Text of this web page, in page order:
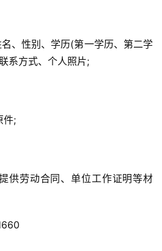
、性别、学历(第一学历、第二学
系方式、个人照片;
件;
供劳动合同、单位工作证明等材